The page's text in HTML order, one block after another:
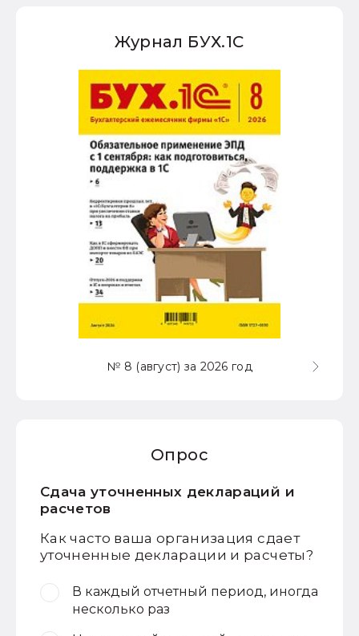
Журнал БУХ.1С
№ 8 (август) за 2026 год
Опрос
Сдача уточненных деклараций и
расчетов
Как часто ваша организация сдает
уточненные декларации и расчеты?
В каждый отчетный период, иногда
несколько раз